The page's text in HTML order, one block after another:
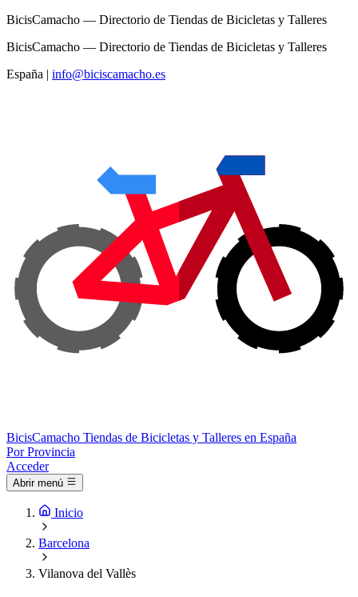
BicisCamacho — Directorio de Tiendas de Bicicletas y Talleres
BicisCamacho — Directorio de Tiendas de Bicicletas y Talleres
España | info@biciscamacho.es
BicisCamacho Tiendas de Bicicletas y Talleres en España
Por Provincia
Acceder
Abrir menú
Inicio
Barcelona
Vilanova del Vallès